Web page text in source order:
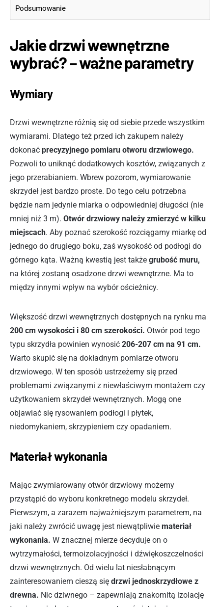
Podsumowanie
Jakie drzwi wewnętrzne
wybrać? – ważne parametry
Wymiary
Drzwi wewnętrzne różnią się od siebie przede wszystkim
wymiarami. Dlatego też przed ich zakupem należy
dokonać precyzyjnego pomiaru otworu drzwiowego.
Pozwoli to uniknąć dodatkowych kosztów, związanych z
jego przerabianiem. Wbrew pozorom, wymiarowanie
skrzydeł jest bardzo proste. Do tego celu potrzebna
będzie nam jedynie miarka o odpowiedniej długości (nie
mniej niż 3 m). Otwór drzwiowy należy zmierzyć w kilku
miejscach. Aby poznać szerokość rozciągamy miarkę od
jednego do drugiego boku, zaś wysokość od podłogi do
górnego kąta. Ważną kwestią jest także grubość muru,
na której zostaną osadzone drzwi wewnętrzne. Ma to
między innymi wpływ na wybór ościeżnicy.
Większość drzwi wewnętrznych dostępnych na rynku ma
200 cm wysokości i 80 cm szerokości. Otwór pod tego
typu skrzydła powinien wynosić 206-207 cm na 91 cm.
Warto skupić się na dokładnym pomiarze otworu
drzwiowego. W ten sposób ustrzeżemy się przed
problemami związanymi z niewłaściwym montażem czy
użytkowaniem skrzydeł wewnętrznych. Mogą one
objawiać się rysowaniem podłogi i płytek,
niedomykaniem, skrzypieniem czy opadaniem.
Materiał wykonania
Mając zwymiarowany otwór drzwiowy możemy
przystąpić do wyboru konkretnego modelu skrzydeł.
Pierwszym, a zarazem najważniejszym parametrem, na
jaki należy zwrócić uwagę jest niewątpliwie materiał
wykonania. W znacznej mierze decyduje on o
wytrzymałości, termoizolacyjności i dźwiękoszczelności
drzwi wewnętrznych. Od wielu lat niesłabnącym
zainteresowaniem cieszą się drzwi jednoskrzydłowe z
drewna. Nic dziwnego – zapewniają znakomitą izolację